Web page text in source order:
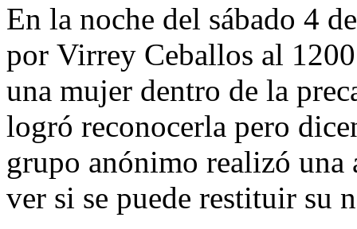
En la noche del sábado 4
por Virrey Ceballos al
una mujer dentro de la
logró reconocerla pero
grupo anónimo realizó
ver si se puede restituir su